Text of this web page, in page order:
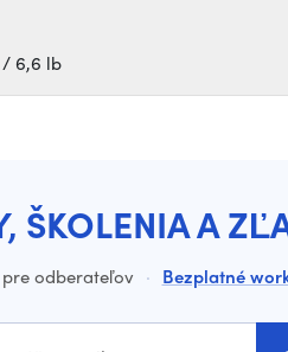
/ 6,6 lb
ŠKOLENIA A
odberateľov · Bezplatné